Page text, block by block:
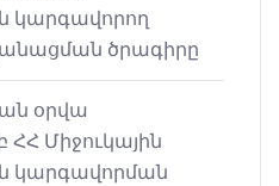
կարգավորող
ծրագիրը
օրվա
Միջուկային
կարգավորման